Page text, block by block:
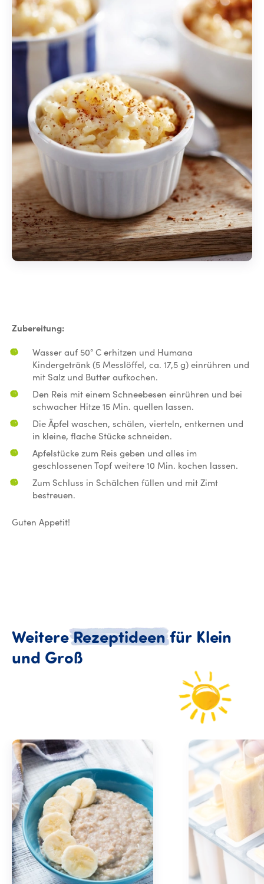
Zubereitung:
Wasser auf 50° C erhitzen und Humana
Kindergetränk (5 Messlöffel, ca. 17,5 g) einrühren und
mit Salz und Butter aufkochen.
Den Reis mit einem Schneebesen einrühren und bei
schwacher Hitze 15 Min. quellen lassen.
Die Äpfel waschen, schälen, vierteln, entkernen und
in kleine, flache Stücke schneiden.
Apfelstücke zum Reis geben und alles im
geschlossenen Topf weitere 10 Min. kochen lassen.
Zum Schluss in Schälchen füllen und mit Zimt
bestreuen.
Guten Appetit!
Weitere Rezeptideen für Klein
und GroßWeitere Rezeptideen